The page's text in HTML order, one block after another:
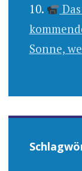
Sonne,